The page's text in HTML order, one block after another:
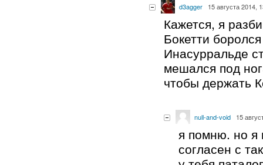
d3agger 15 августа 2014,
Кажется, я
Бокетти
Инасурральде
мешался под
чтобы держать
null-and-void 15
я помню. но я
согласен с